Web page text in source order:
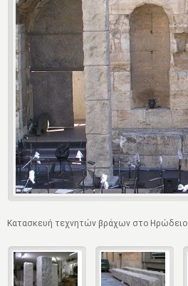
Κατασκευή τεχνητών βράχων στο Ηρώδειο